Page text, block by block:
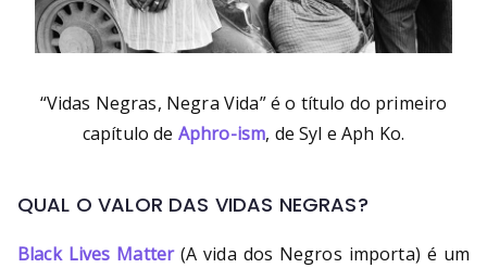
“Vidas Negras, Negra Vida” é o título do primeiro
capítulo de Aphro-ism, de Syl e Aph Ko.
QUAL O VALOR DAS VIDAS NEGRAS?
Black Lives Matter(A vida dos Negros importa) é um